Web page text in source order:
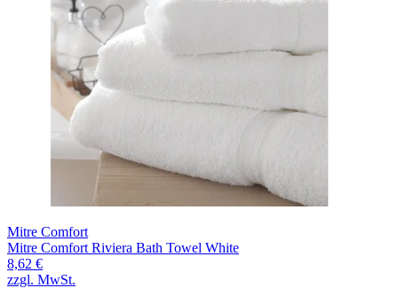
Mitre Comfort
Mitre Comfort Riviera Bath Towel White
8,62 €
zzgl. MwSt.